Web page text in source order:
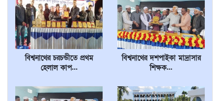
বিশ্বনাথের চরচন্ডীতে প্রথম
হেলাল কাপ...
বিশ্বনাথের দশপাইকা মাদ্রাসার
শিক্ষক...